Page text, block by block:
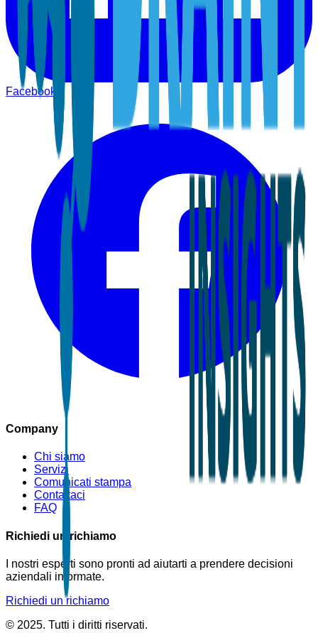
Facebook
Company
Chi siamo
Servizi
Comunicati stampa
Contattaci
FAQ
Richiedi un richiamo
I nostri esperti sono pronti ad aiutarti a prendere decisioni
aziendali informate.
Richiedi un richiamo
© 2025. Tutti i diritti riservati.